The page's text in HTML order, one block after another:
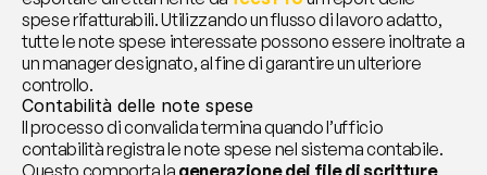
spese rifatturabili. Utilizzando un flusso di lavoro adatto,
tutte le note spese interessate possono essere inoltrate a
un manager designato, al fine di garantire un ulteriore
controllo.
Contabilità delle note spese
Il processo di convalida termina quando l’ufficio
contabilità registra le note spese nel sistema contabile.
Questo comporta la generazione dei file di scritture